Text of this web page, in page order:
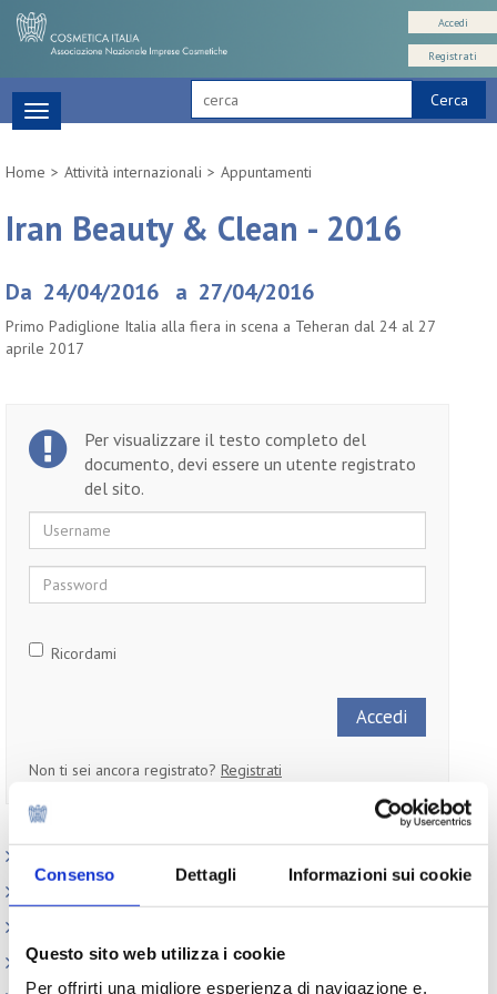
Consenso Dettagli Informazioni sui cookie
Questo sito web utilizza i cookie
Per offrirti una migliore esperienza di navigazione e,
Cerca
Accedi
Registrati
Toggle
navigation
Home
Attività internazionali Appuntamenti
Iran Beauty & Clean - 2016
Da 24/04/2016 a 27/04/2016
Primo Padiglione Italia alla fiera in scena a Teheran dal 24 al 27
aprile 2017
Per visualizzare il testo completo del
documento, devi essere un utente registrato
del sito.
Username
Password
Ricordami
Non ti sei ancora registrato? Registrati
Circolari